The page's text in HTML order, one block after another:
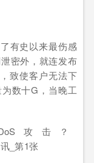
有史以来最伤感
密外，就连发布
致使客户无法下
数十G，当晚工